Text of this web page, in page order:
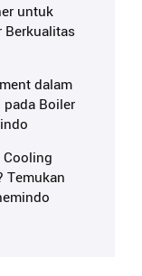
untuk
Berkualitas
dalam
Boiler
Cooling
Temukan